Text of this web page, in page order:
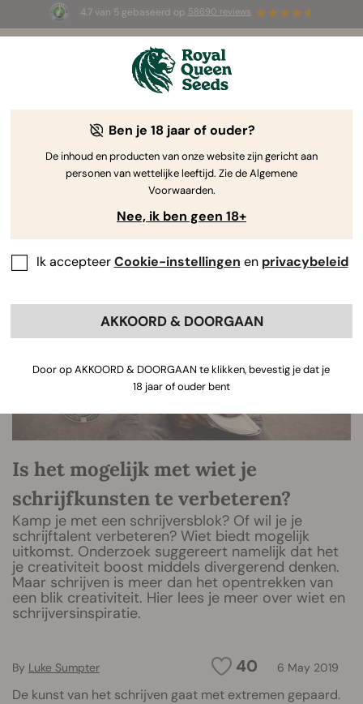
4.7 van 5 gebaseerd op 58690 reviews
☀️ Summer Sales: tot wel 50%
The RQS Blog
Cannabis Lifestyle Blogs
Is het mogelijk met wiet je
schrijfkunsten te verbeteren?
Kamp je met een schrijversblok? Of wil je je
schrijftalent verbeteren? Wiet biedt mogelijk
uitkomst. Onderzoek suggereert namelijk dat het
je creativiteit boost middels divergerend denken.
Maar schrijven is meer dan het opentrekken van
een blik creativiteit. Hier lees je meer over wiet en
schrijversinspiratie.
40 6 May 2019
By Luke Sumpter
De kunst van het schrijven gaat met extremen gepaard.
Ben je 18 jaar of ouder?
De inhoud en producten van onze website zijn gericht aan
personen van wettelijke leeftijd. Zie de Algemene
Voorwaarden.
Nee, ik ben geen 18+
Ik accepteerCookie-instellingen en privacybeleid
AKKOORD & DOORGAAN
Door op AKKOORD & DOORGAAN te klikken, bevestig je dat je
18 jaar of ouder bent